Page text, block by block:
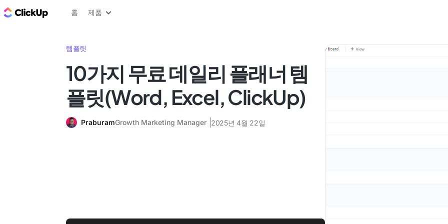
ClickUp 블로그
홈 제품
템플릿
10가지 무료 데일리 플래너 템
플릿(Word, Excel, ClickUp)
PraburamGrowth Marketing Manager 2025년 4월 22일